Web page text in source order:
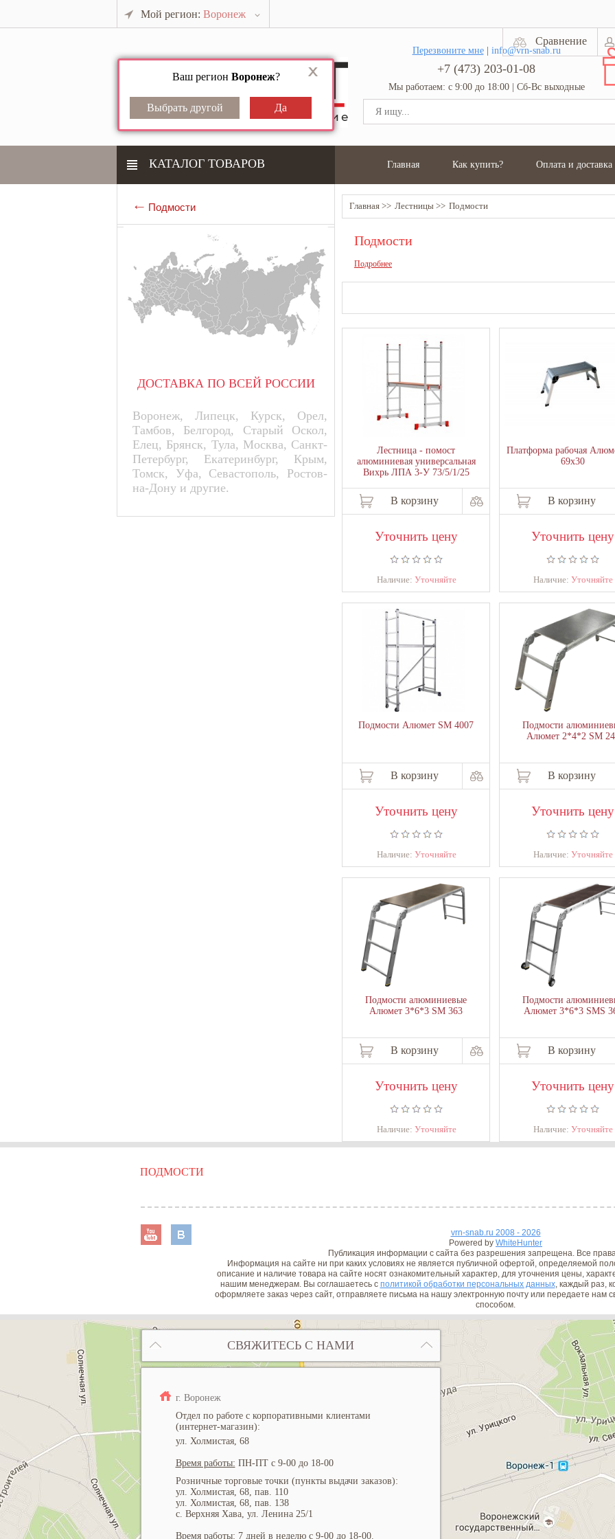
Мой регион: Воронеж
Ваш регион Воронеж?
Сравнение
Перезвоните мне| info@vrn-snab.ru
+7 (473) 203-01-08
Мы работаем: с 9:00 до 18:00 | Сб-Вс выходные
КАТАЛОГ ТОВАРОВ Главная Как купить? Оплата и доставка
Подмости
ДОСТАВКА ПО ВСЕЙ РОССИИ
Воронеж, Липецк, Курск, Орел,
Тамбов, Белгород, Старый Оскол,
Елец, Брянск, Тула, Москва, Санкт-
Петербург, Екатеринбург, Крым,
Томск, Уфа, Севастополь, Ростов-
на-Дону и другие.
Главная Лестницы Подмости
Подмости
Подробнее
Лестница - помост
алюминиевая универсальная
Вихрь ЛПА 3-У 73/5/1/25
В корзину
Уточнить цену
Наличие: Уточняйте
Платформа рабочая
69х30
В корзину
Уточнить цену
Наличие:Уточняйте
Подмости Алюмет SM 4007
В корзину
Уточнить цену
Наличие: Уточняйте
Подмости
Алюмет 2*4*2 SM
В корзину
Уточнить цену
Наличие:Уточняйте
Подмости алюминиевые
Алюмет 3*6*3 SM 363
В корзину
Уточнить цену
Наличие: Уточняйте
Подмости
Алюмет 3*6*3 SMS
В корзину
Уточнить цену
Наличие:Уточняйте
ПОДМОСТИ
vrn-snab.ru 2008 - 2026
Powered by WhiteHunter
Публикация информации с сайта без разрешения запрещена. Все
Информация на сайте ни при каких условиях не является публичной офертой, определяемой
описание и наличие товара на сайте носят ознакомительный характер, для уточнения цены,
нашим менеджерам. Вы соглашаетесь с политикой обработки персональных данных, каждый раз,
оформляете заказ через сайт, отправляете письма на нашу электронную почту или передаете
способом.
СВЯЖИТЕСЬ С НАМИ
г. Воронеж
Отдел по работе с корпоративными клиентами
(интернет-магазин):
ул. Холмистая, 68
Время работы: ПН-ПТ с 9-00 до 18-00
Розничные торговые точки (пункты выдачи заказов):
ул. Холмистая, 68, пав. 110
ул. Холмистая, 68, пав. 138
с. Верхняя Хава, ул. Ленина 25/1
Время работы: 7 дней в неделю с 9-00 до 18-00.